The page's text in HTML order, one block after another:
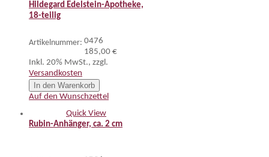
Hildegard Edelstein-Apotheke,
18-teilig
Artikelnummer: 0476
185,00 €
Inkl. 20% MwSt., zzgl.
Versandkosten
In den Warenkorb
Auf den Wunschzettel
Quick View
Rubin-Anhänger, ca. 2 cm